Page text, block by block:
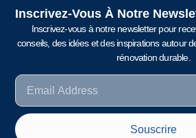
Inscrivez-Vous À Notre
Inscrivez-vous à notre newsletter pour
conseils, des idées et des inspirations autour
rénovation durable.
Souscrire